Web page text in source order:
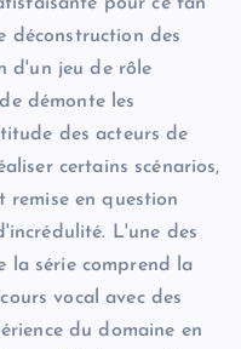
déconstruction des
d'un jeu de rôle
démonte les
des acteurs de
certains scénarios,
en question
L'une des
la série comprend la
vocal avec des
du domaine en